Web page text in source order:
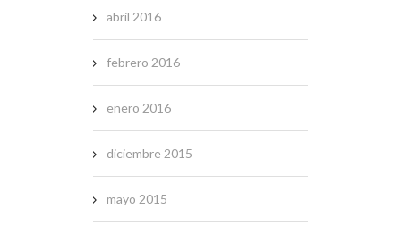
abril 2016
febrero 2016
enero 2016
diciembre 2015
mayo 2015